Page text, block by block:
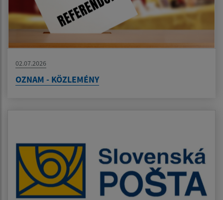
02.07.2026
OZNAM - KÖZLEMÉNY